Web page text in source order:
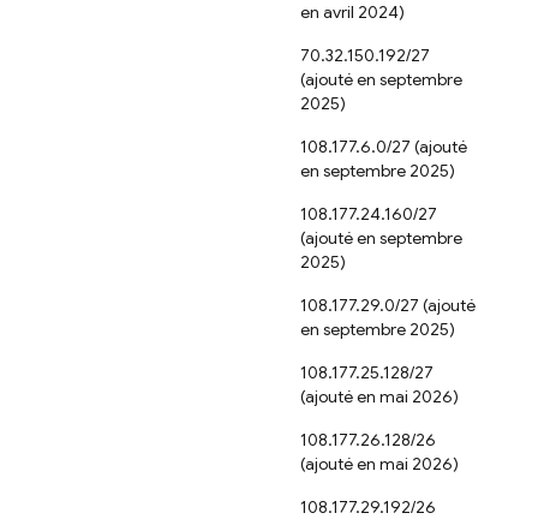
en avril 2024)
70.32.150.192/27
(ajouté en septembre
2025)
108.177.6.0/27 (ajouté
en septembre 2025)
108.177.24.160/27
(ajouté en septembre
2025)
108.177.29.0/27 (ajouté
en septembre 2025)
108.177.25.128/27
(ajouté en mai 2026)
108.177.26.128/26
(ajouté en mai 2026)
108.177.29.192/26